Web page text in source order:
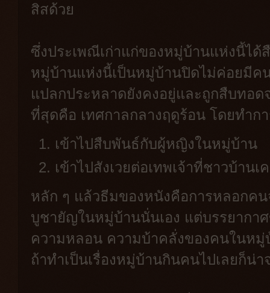
สิสด้วย
ซึ่งประเพณีเก่าแก่ของหมู่บ้านแห่งนี้ไ
หมู่บ้านแห่งนี้เป็นหมู่บ้านปิดไม่ค่อยมีค
แปลกประหลาดยังคงอยู่และถูกสืบทอ
ที่สุดคือ เทศกาลกลางฤดูร้อน โดยทำก
เข้าไปสืบพันธ์กับผู้หญิงในหมู่บ้าน
เข้าไปสังเวยต่อเทพเจ้าที่ชาวบ้าน
หลัก ๆ แล้วธีมของหนังคือการหลอกคน
บูชายัญในหมู่บ้านนั่นเอง แต่บรรยากา
ความหลอน ความบ้าคลั่งของคนในห
ถ้าทำเป็นเรื่องหมู่บ้านกินคนไปเลยก็น่า